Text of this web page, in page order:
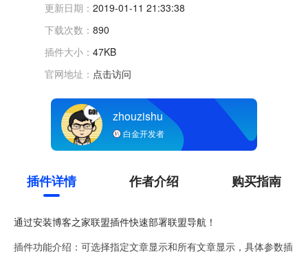
更新日期： 2019-01-11 21:33:38
下载次数： 890
插件大小： 47KB
官网地址： 点击访问
zhouzishu
白金开发者
插件详情 作者介绍 购买指南
通过安装博客之家联盟插件快速部署联盟导航！
插件功能介绍： 可选择指定文章显示和所有文章显示，具体参数插